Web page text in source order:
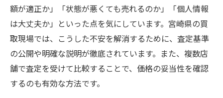
額が適正か」「状態が悪くても売れるのか」「個人情報
は大丈夫か」といった点を気にしています。宮崎県の買
取現場では、こうした不安を解消するために、査定基準
の公開や明確な説明が徹底されています。また、複数店
舗で査定を受けて比較することで、価格の妥当性を確認
するのも有効な方法です。